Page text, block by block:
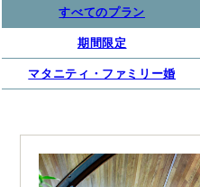
すべてのプラン
期間限定
マタニティ・ファミリー婚